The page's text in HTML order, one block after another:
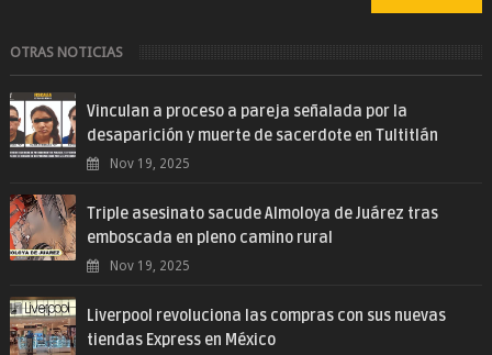
OTRAS NOTICIAS
Vinculan a proceso a pareja señalada por la
desaparición y muerte de sacerdote en Tultitlán
Nov 19, 2025
Triple asesinato sacude Almoloya de Juárez tras
emboscada en pleno camino rural
Nov 19, 2025
Liverpool revoluciona las compras con sus nuevas
tiendas Express en México